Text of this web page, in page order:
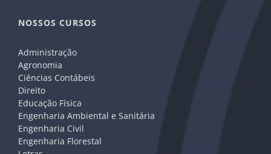
NOSSOS CURSOS
Administração
Agronomia
Ciências Contábeis
Direito
Educação Física
Engenharia Ambiental e Sanitária
Engenharia Civil
Engenharia Florestal